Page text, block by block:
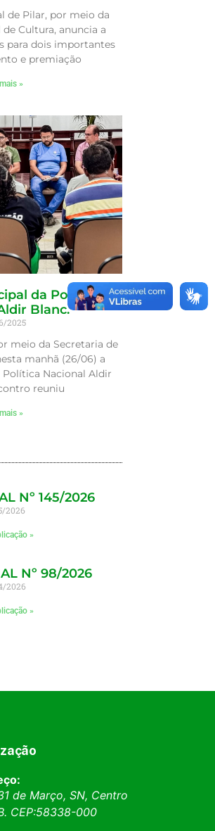
de Pilar, por meio da
Cultura, anuncia a
para dois importantes
e premiação
»
da Política
Blanc.
2025
meio da Secretaria de
manhã (26/06) a
Nacional Aldir
reuniu
»
Nº 145/2026
2026
»
Nº 98/2026
2026
»
de Março, SN, Centro
. CEP:58338-000